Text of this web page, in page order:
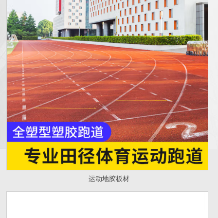
运动地胶板材